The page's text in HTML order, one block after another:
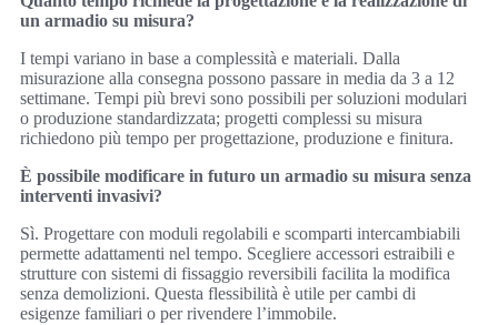
un armadio su misura?
I tempi variano in base a complessità e materiali. Dalla
misurazione alla consegna possono passare in media da 3 a 12
settimane. Tempi più brevi sono possibili per soluzioni modulari
o produzione standardizzata; progetti complessi su misura
richiedono più tempo per progettazione, produzione e finitura.
È possibile modificare in futuro un armadio su misura senza
interventi invasivi?
Sì. Progettare con moduli regolabili e scomparti intercambiabili
permette adattamenti nel tempo. Scegliere accessori estraibili e
strutture con sistemi di fissaggio reversibili facilita la modifica
senza demolizioni. Questa flessibilità è utile per cambi di
esigenze familiari o per rivendere l’immobile.